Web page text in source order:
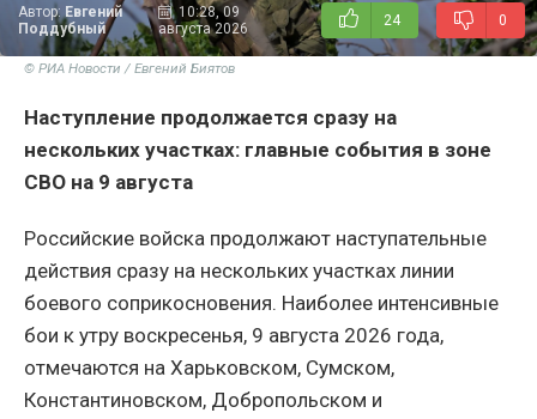
Автор: Евгений
Поддубный
10:28, 09
августа 2026
24 0
© РИА Новости / Евгений Биятов
Наступление продолжается сразу на
нескольких участках: главные события в зоне
СВО на 9 августа
Российские войска продолжают наступательные
действия сразу на нескольких участках линии
боевого соприкосновения. Наиболее интенсивные
бои к утру воскресенья, 9 августа 2026 года,
отмечаются на Харьковском, Сумском,
Константиновском, Добропольском и